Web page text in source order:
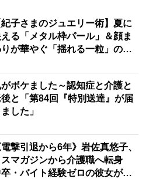
バル術
紀子さまのジュエリー術】夏に
える「メタル枠パール」＆顔ま
が華やぐ「揺れる一粒」の使
がボケました～認知症と介護と
と「第84回『特別送達』が届
した」
電撃引退から6年》岩佐真悠子、
スマガジンから介護職へ転身
・バイト経験ゼロの彼女が見